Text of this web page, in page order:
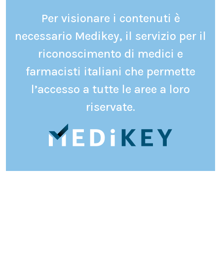
Per visionare i contenuti è
necessario Medikey, il servizio per il
riconoscimento di medici e
farmacisti italiani che permette
l’accesso a tutte le aree a loro
riservate.